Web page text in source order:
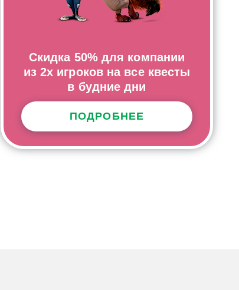
Скидка 50% для компании
из 2х игроков на все квесты
в будние дни
ПОДРОБНЕЕ